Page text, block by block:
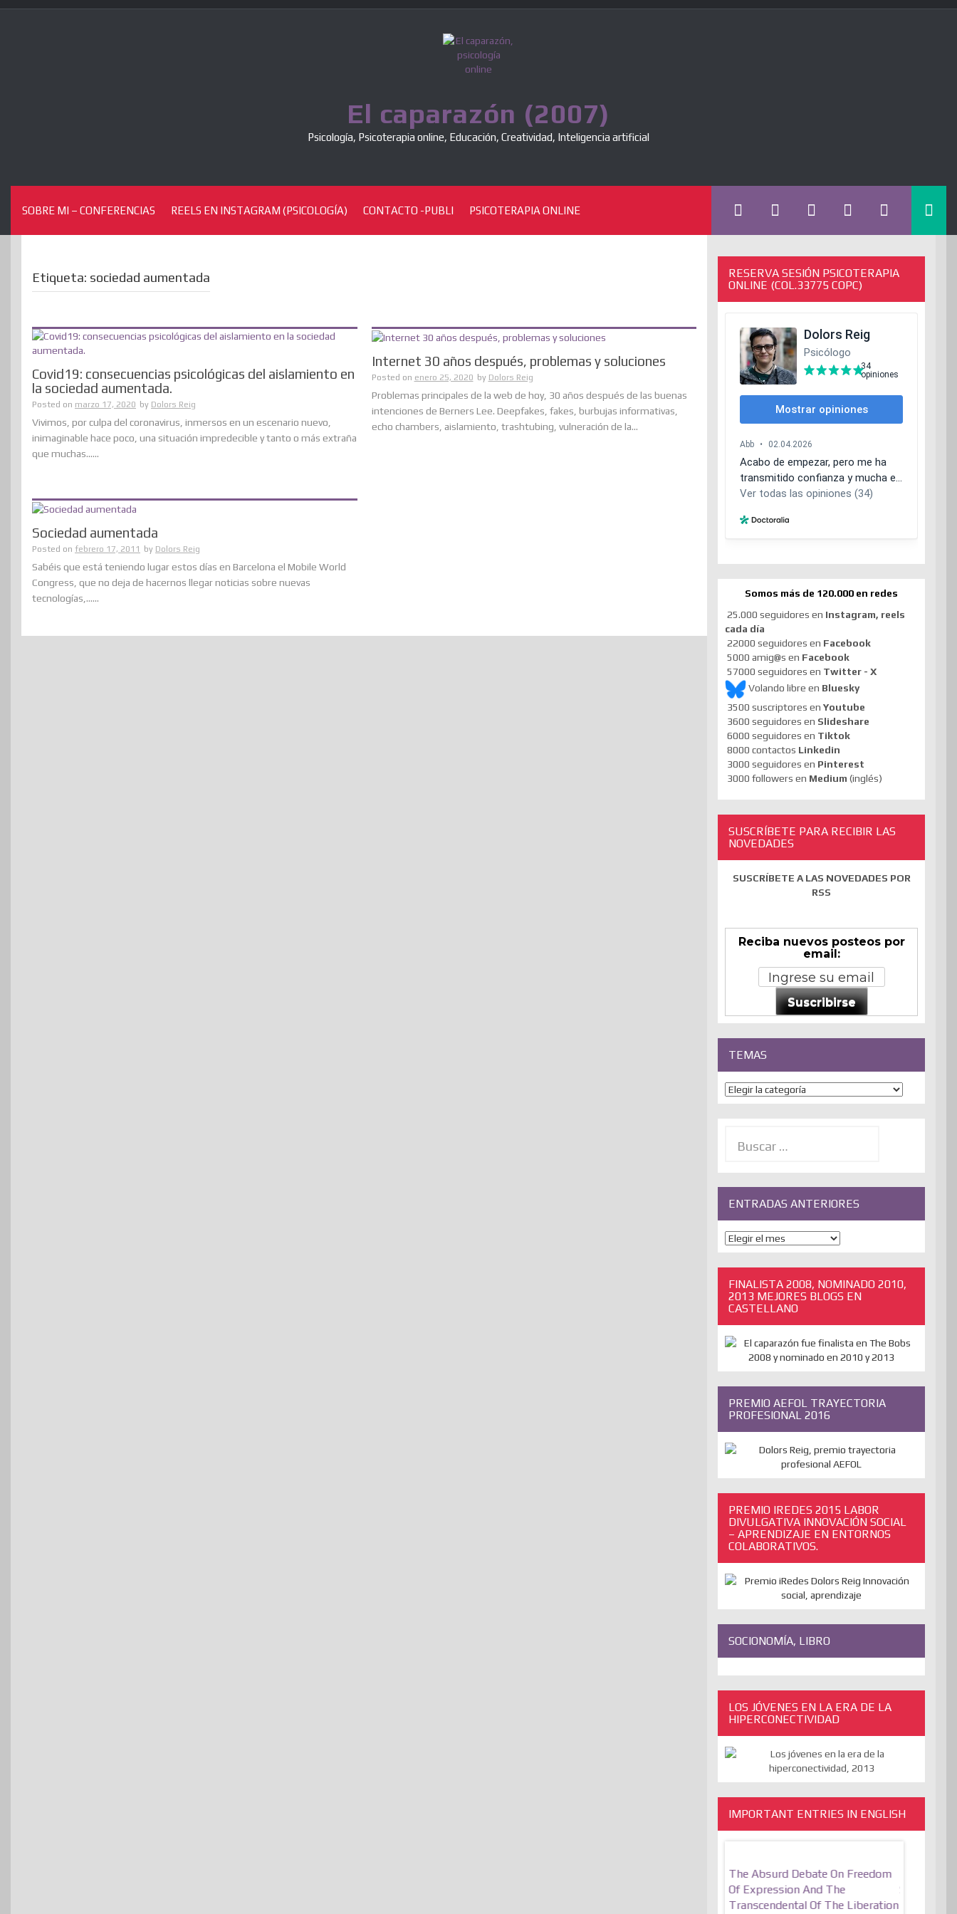
Skip
El caparazón (2007)
Psicología, Psicoterapia online, Educación, Creatividad, Inteligencia artificial
SOBRE MI – CONFERENCIAS REELS EN INSTAGRAM (PSICOLOGÍA) CONTACTO -PUBLI PSICOTERAPIA ONLINE
Etiqueta: sociedad aumentada
Covid19: consecuencias psicológicas del aislamiento en
la sociedad aumentada.
Posted on marzo 17, 2020 by Dolors Reig
Vivimos, por culpa del coronavirus, inmersos en un escenario nuevo,
inimaginable hace poco, una situación impredecible y tanto o más extraña
que muchas......
Internet 30 años después, problemas y soluciones
Posted on enero 25, 2020 by Dolors Reig
Problemas principales de la web de hoy, 30 años después de las buenas
intenciones de Berners Lee. Deepfakes, fakes, burbujas informativas,
echo chambers, aislamiento, trashtubing, vulneración de la...
Sociedad aumentada
Posted on febrero 17, 2011 by Dolors Reig
Sabéis que está teniendo lugar estos días en Barcelona el Mobile World
Congress, que no deja de hacernos llegar noticias sobre nuevas
tecnologías,......
RESERVA SESIÓN PSICOTERAPIA
ONLINE (COL.33775 COPC)
Somos más de 120.000 en redes
25.000 seguidores en Instagram, reels
cada día
22000 seguidores en Facebook
5000 amig@s en Facebook
57000 seguidores en Twitter - X
Volando libre en Bluesky
3500 suscriptores en Youtube
3600 seguidores en Slideshare
6000 seguidores en Tiktok
8000 contactos Linkedin
3000 seguidores en Pinterest
3000 followers en Medium (inglés)
SUSCRÍBETE PARA RECIBIR LAS
NOVEDADES
SUSCRÍBETE A LAS NOVEDADES POR
RSS
Reciba nuevos posteos por
email:
Suscribirse
TEMAS
Temas
ENTRADAS ANTERIORES
ENTRADAS
ANTERIORES
FINALISTA 2008, NOMINADO 2010,
2013 MEJORES BLOGS EN
CASTELLANO
PREMIO AEFOL TRAYECTORIA
PROFESIONAL 2016
PREMIO IREDES 2015 LABOR
DIVULGATIVA INNOVACIÓN SOCIAL
– APRENDIZAJE EN ENTORNOS
COLABORATIVOS.
SOCIONOMÍA, LIBRO
LOS JÓVENES EN LA ERA DE LA
HIPERCONECTIVIDAD
IMPORTANT ENTRIES IN ENGLISH
The Absurd Debate On Freedom
Of Expression And The
Transcendental Of The Liberation
Stronger,